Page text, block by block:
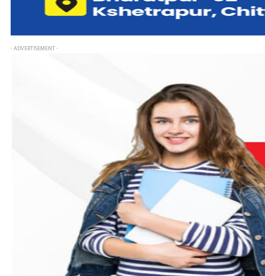
- ADVERTISEMENT -